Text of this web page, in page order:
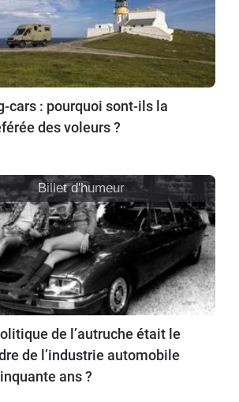
cars : pourquoi sont-ils la
des voleurs ?
Billet d'humeur
de l’autruche était le
de l’industrie automobile
ans ?